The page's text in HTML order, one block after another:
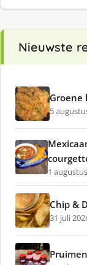
Nieuwste
Groene
5
1
Chip &
31 juli